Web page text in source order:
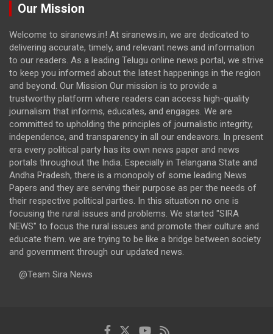
Our Mission
Welcome to siranews.in! At siranews.in, we are dedicated to
delivering accurate, timely, and relevant news and information
to our readers. As a leading Telugu online news portal, we strive
to keep you informed about the latest happenings in the region
and beyond. Our Mission Our mission is to provide a
trustworthy platform where readers can access high-quality
journalism that informs, educates, and engages. We are
committed to upholding the principles of journalistic integrity,
independence, and transparency in all our endeavors. In present
era every political party has its own news paper and news
portals throughout the India. Especially in Telangana State and
Andha Pradesh, there is a monopoly of some leading News
Papers and they are serving their purpose as per the needs of
their respective political parties. In this situation no one is
focusing the rural issues and problems. We started "SIRA
NEWS" to focus the rural issues and promote their culture and
educate them. we are trying to be like a bridge between society
and government through our updated news.
@Team Sira News